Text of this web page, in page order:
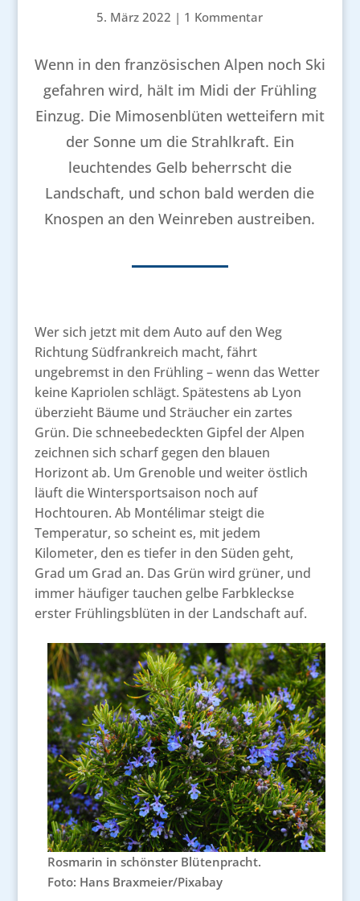
5. März 2022 | 1 Kommentar
Wenn in den französischen Alpen noch Ski
gefahren wird, hält im Midi der Frühling
Einzug. Die Mimosenblüten wetteifern mit
der Sonne um die Strahlkraft. Ein
leuchtendes Gelb beherrscht die
Landschaft, und schon bald werden die
Knospen an den Weinreben austreiben.
Wer sich jetzt mit dem Auto auf den Weg
Richtung Südfrankreich macht, fährt
ungebremst in den Frühling – wenn das Wetter
keine Kapriolen schlägt. Spätestens ab Lyon
überzieht Bäume und Sträucher ein zartes
Grün. Die schneebedeckten Gipfel der Alpen
zeichnen sich scharf gegen den blauen
Horizont ab. Um Grenoble und weiter östlich
läuft die Wintersportsaison noch auf
Hochtouren. Ab Montélimar steigt die
Temperatur, so scheint es, mit jedem
Kilometer, den es tiefer in den Süden geht,
Grad um Grad an. Das Grün wird grüner, und
immer häufiger tauchen gelbe Farbkleckse
erster Frühlingsblüten in der Landschaft auf.
Rosmarin in schönster Blütenpracht.
Foto: Hans Braxmeier/Pixabay